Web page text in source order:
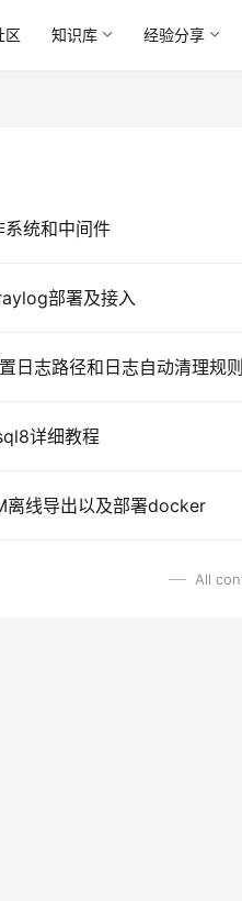
区 知识库 经验分享
统和中间件
部署及接入
日志路径和日志自动清理规则
详细教程
离线导出以及部署docker
All